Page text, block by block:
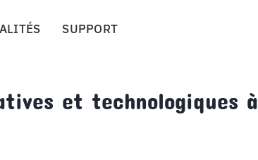
SUPPORT
et technologiques à